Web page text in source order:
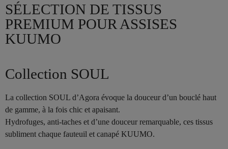
SÉLECTION DE TISSUS
PREMIUM POUR ASSISES
KUUMO
Collection SOUL
La collection SOUL d’Agora évoque la douceur d’un bouclé haut
de gamme, à la fois chic et apaisant.
Hydrofuges, anti-taches et d’une douceur remarquable, ces tissus
subliment chaque fauteuil et canapé KUUMO.